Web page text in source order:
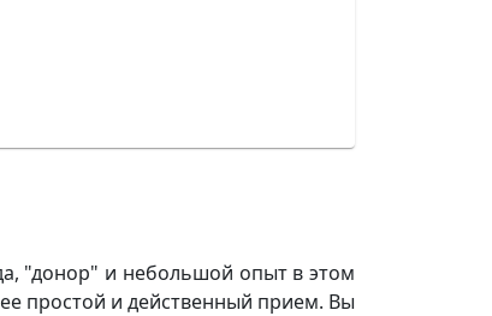
"донор" и небольшой опыт в этом
простой и действенный прием. Вы